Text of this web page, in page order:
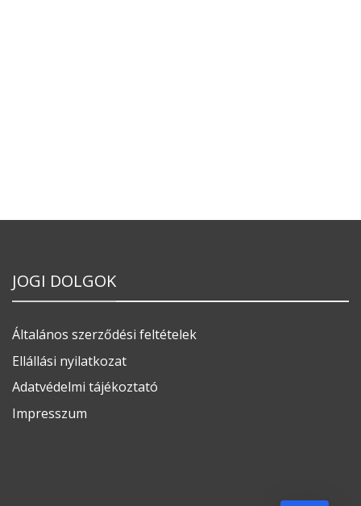
JOGI DOLGOK
Általános szerződési feltételek
Ellállási nyilatkozat
Adatvédelmi tájékoztató
Impresszum